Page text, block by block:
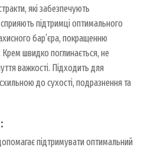
які забезпечують
підтримці оптимального
бар’єра, покращенню
швидко поглинається, не
важкості. Підходить для
до сухості, подразнення та
підтримувати оптимальний